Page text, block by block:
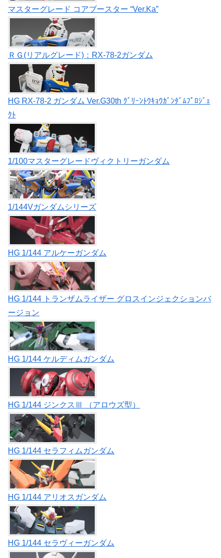
マスターグレード コアブースター “Ver.Ka”
ＲＧ(リアルグレード)：RX-78-2ガンダム
HG RX-78-2 ガンダム Ver.G30th ｸﾞﾘｰﾝﾄｳｷｮｳｶﾞﾝﾀﾞﾑﾌﾟﾛｼﾞｪ
ｸﾄ
1/100マスターグレードヴィクトリーガンダム
1/144Vガンダムシリーズ
HG 1/144 アルケーガンダム
HG 1/144 トランザムライザー グロスインジェクションバ
ージョン
HG 1/144 ケルディムガンダム
HG 1/144 ジンクスⅢ （アロウズ型）
HG 1/144 セラフィムガンダム
HG 1/144 アリオスガンダム
HG 1/144 セラヴィーガンダム